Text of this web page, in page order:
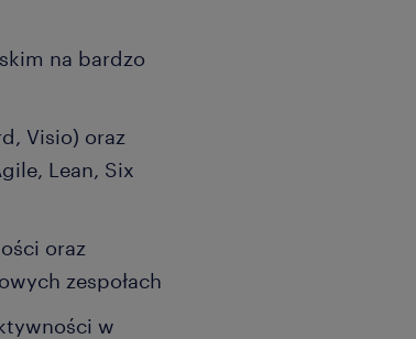
na bardzo
Visio) oraz
Lean, Six
oraz
zespołach
w